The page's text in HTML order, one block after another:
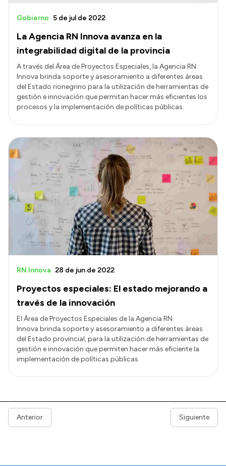
La Agencia RN Innova avanza en la
integrabilidad digital de la provincia
Gobierno 5 de jul de 2022
A través del Área de Proyectos Especiales, la Agencia RN
Innova brinda soporte y asesoramiento a diferentes áreas
del Estado rionegrino para la utilización de herramientas de
gestión e innovación que permitan hacer más eficientes los
procesos y la implementación de políticas públicas.
Proyectos especiales: El estado mejorando a
través de la innovación
RN Innova 28 de jun de 2022
El Área de Proyectos Especiales de la Agencia RN
Innova brinda soporte y asesoramiento a diferentes áreas
del Estado provincial, para la utilización de herramientas de
gestión e innovación que permiten hacer más eficiente la
implementación de políticas públicas
Anterior Siguiente